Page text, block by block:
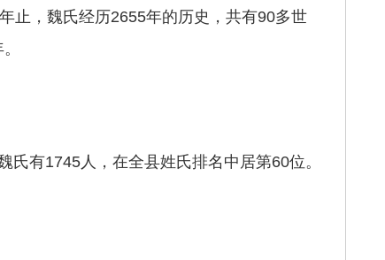
止，魏氏经历2655年的历史，共有90多世
有1745人，在全县姓氏排名中居第60位。